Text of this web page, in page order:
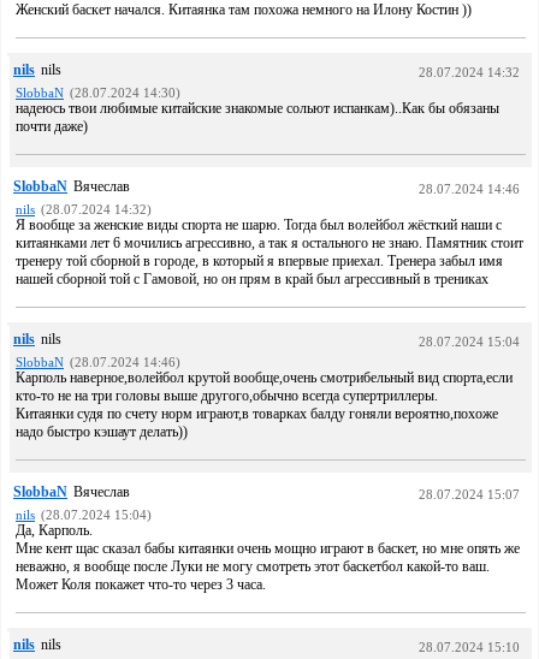
Женский баскет начался. Китаянка там похожа немного на Илону Костин ))
nils nils
28.07.2024 14:32
SlobbaN (28.07.2024 14:30)
надеюсь твои любимые китайские знакомые сольют испанкам)..Как бы обязаны
почти даже)
SlobbaN Вячеслав
28.07.2024 14:46
nils (28.07.2024 14:32)
Я вообще за женские виды спорта не шарю. Тогда был волейбол жёсткий наши с
китаянками лет 6 мочились агрессивно, а так я остального не знаю. Памятник стоит
тренеру той сборной в городе, в который я впервые приехал. Тренера забыл имя
нашей сборной той с Гамовой, но он прям в край был агрессивный в трениках
nils nils
28.07.2024 15:04
SlobbaN (28.07.2024 14:46)
Карполь наверное,волейбол крутой вообще,очень смотрибельный вид спорта,если
кто-то не на три головы выше другого,обычно всегда супертриллеры.
Китаянки судя по счету норм играют,в товарках балду гоняли вероятно,похоже
надо быстро кэшаут делать))
SlobbaN Вячеслав
28.07.2024 15:07
nils (28.07.2024 15:04)
Да, Карполь.
Мне кент щас сказал бабы китаянки очень мощно играют в баскет, но мне опять же
неважно, я вообще после Луки не могу смотреть этот баскетбол какой-то ваш.
Может Коля покажет что-то через 3 часа.
nils nils
28.07.2024 15:10